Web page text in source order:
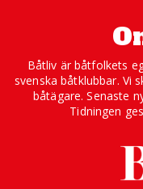
Båtliv är båtfolkets
svenska båtklubbar. Vi
båtägare. Senaste
Tidningen